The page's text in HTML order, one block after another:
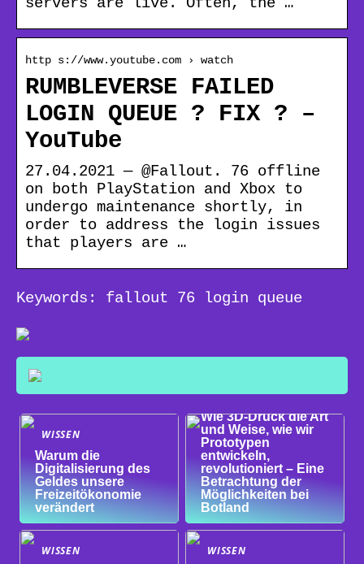
http s://www.youtube.com › watch
RUMBLEVERSE FAILED
LOGIN QUEUE ? FIX ? –
YouTube
27.04.2021 — @Fallout. 76 offline
on both PlayStation and Xbox to
undergo maintenance shortly, in
order to address the login issues
that players are …
Keywords: fallout 76 login queue
WISSEN
Warum die
Digitalisierung des
Geldes unsere
Freizeitökonomie
verändert
WISSEN
Wie 3D-Druck die Art
und Weise, wie wir
Prototypen
entwickeln,
revolutioniert – Eine
Betrachtung der
Möglichkeiten bei
Botland
WISSEN WISSEN